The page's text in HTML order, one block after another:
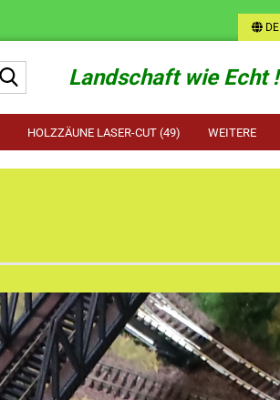
DE
Landschaft wie Echt !
HOLZZÄUNE LASER-CUT (49) WEITERE